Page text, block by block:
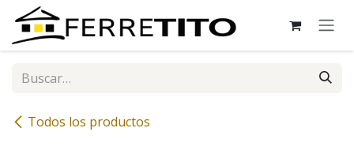
Ir al contenido
Todos los productos